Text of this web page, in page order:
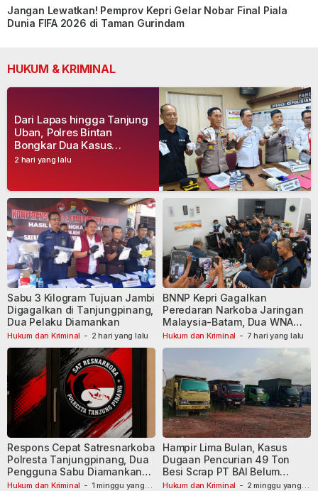
Jangan Lewatkan! Pemprov Kepri Gelar Nobar Final Piala
Dunia FIFA 2026 di Taman Gurindam
HUKUM & KRIMINAL
2 hari yang lalu
Dari Lapas hingga Tanjung
Uban, Polres Bintan
Bongkar Dua Kasus
Narkoba, Empat Tersangka
Hukum dan Kriminal - 2 hari yang lalu
Sabu 3 Kilogram Tujuan Jambi
Digagalkan di Tanjungpinang,
Dua Pelaku Diamankan
Hukum dan Kriminal - 7 hari yang lalu
BNNP Kepri Gagalkan
Peredaran Narkoba Jaringan
Malaysia-Batam, Dua WNA
Masih Diburu
Hukum dan Kriminal - 1 minggu yang
Respons Cepat Satresnarkoba
Polresta Tanjungpinang, Dua
Pengguna Sabu Diamankan
Usai Dilaporkan ke Call Center
Hukum dan Kriminal - 2 minggu yang
Hampir Lima Bulan, Kasus
Dugaan Pencurian 49 Ton
Besi Scrap PT BAI Belum
Tetapkan Tersangka